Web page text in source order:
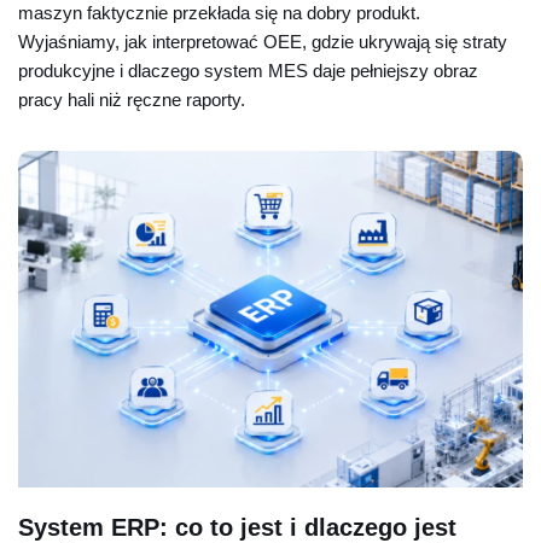
maszyn faktycznie przekłada się na dobry produkt.
Wyjaśniamy, jak interpretować OEE, gdzie ukrywają się straty
produkcyjne i dlaczego system MES daje pełniejszy obraz
pracy hali niż ręczne raporty.
System ERP: co to jest i dlaczego jest